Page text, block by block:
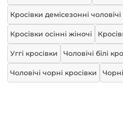
Кросівки демісезонні чоловічі
Кросівки осінні жіночі
Уггі кросівки Чоловічі білі
Чоловічі чорні кросівки